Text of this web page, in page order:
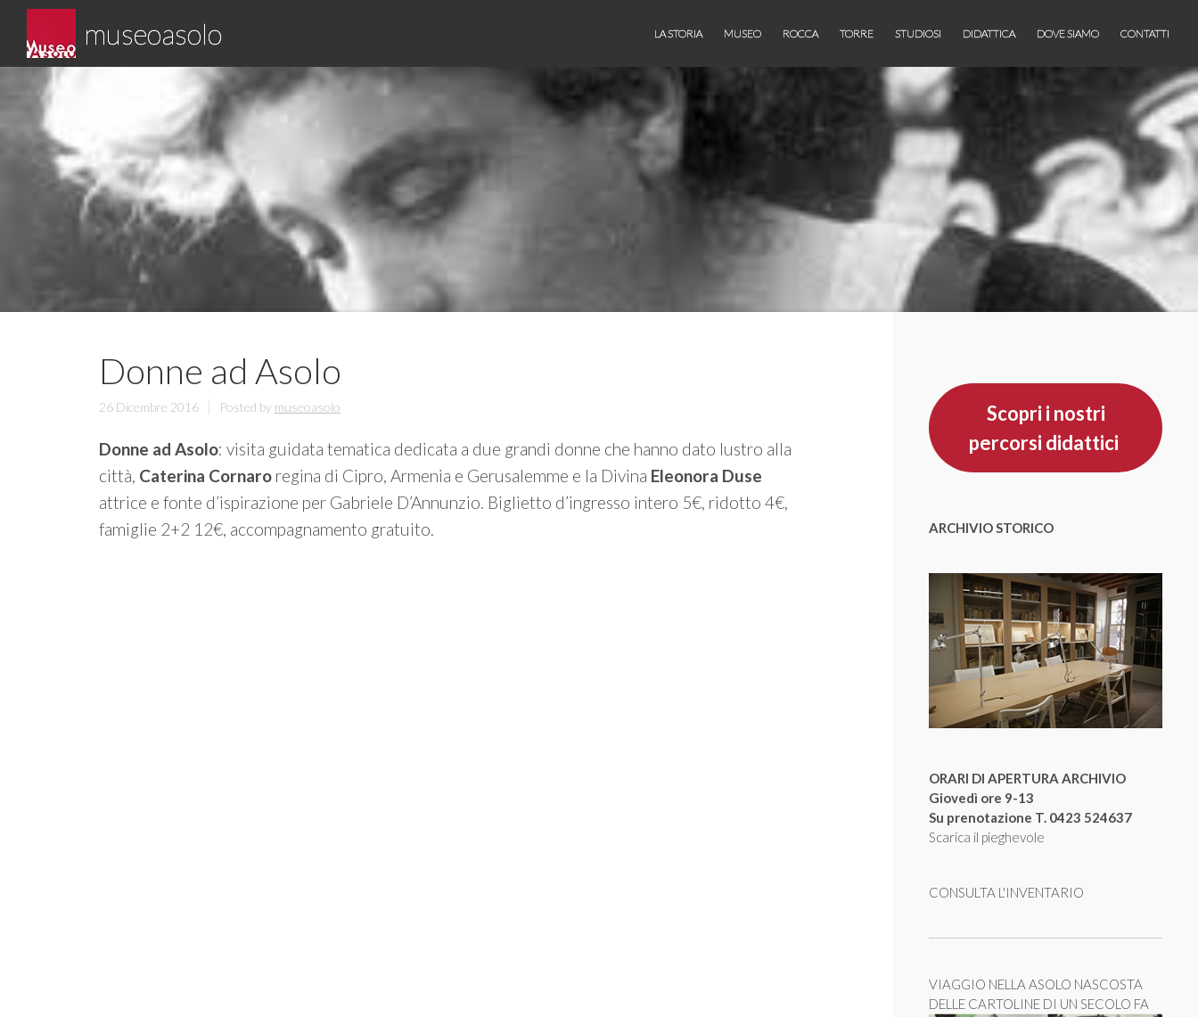
Skip
content
museoasolo
Asolo museo diffuso
LA STORIA MUSEO ROCCA TORRE STUDIOSI DIDATTICA DOVE SIAMO CONTATTI
Donne ad Asolo
26 Dicembre 2016 Posted by museoasolo
Donne ad Asolo: visita guidata tematica dedicata a due grandi donne che hanno dato lustro alla
città, Caterina Cornaro regina di Cipro, Armenia e Gerusalemme e la Divina Eleonora Duse
attrice e fonte d’ispirazione per Gabriele D’Annunzio. Biglietto d’ingresso intero 5€, ridotto 4€,
famiglie 2+2 12€, accompagnamento gratuito.
Scopri i nostri
percorsi didattici
ARCHIVIO STORICO
ORARI DI APERTURA ARCHIVIO
Giovedì ore 9-13
Su prenotazione T. 0423 524637
Scarica il pieghevole
CONSULTA L'INVENTARIO
VIAGGIO NELLA ASOLO NASCOSTA
DELLE CARTOLINE DI UN SECOLO FA